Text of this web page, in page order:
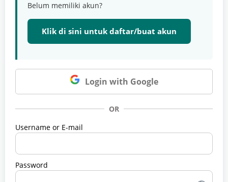
Belum memiliki akun?
Klik di sini untuk daftar/buat akun
Login with Google
OR
Username or E-mail
Password